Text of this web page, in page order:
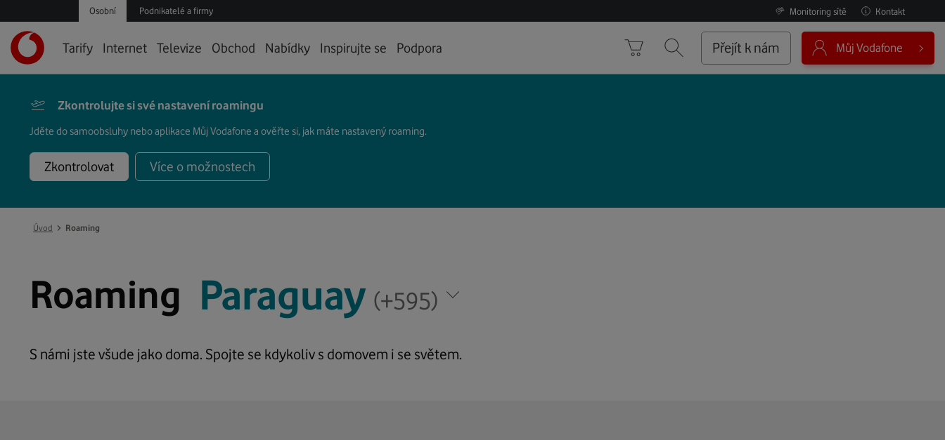
Kontakt
Monitoring sítě
Osobní Podnikatelé a firmy
stránkaTarify Internet Televize Obchod Nabídky Inspirujte se Podpora Košík VyhledáváníPřejít k nám Můj Vodafone
Zkontrolujte si své nastavení roamingu
Jděte do samoobsluhy nebo aplikace Můj Vodafone a ověřte si, jak máte nastavený roaming.
Zkontrolovat Více o možnostech
Úvod › Roaming
Roaming Paraguay
Napište
zemi,
Paraguay (+595)
Napište
zemi,
S námi jste všude jako doma. Spojte se kdykoliv s domovem i se světem.